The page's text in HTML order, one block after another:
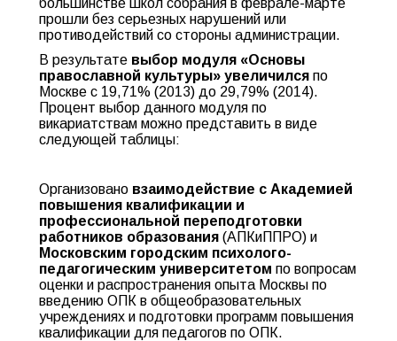
большинстве школ собрания в феврале-марте
прошли без серьезных нарушений или
противодействий со стороны администрации.
В результате выбор модуля «Основы
православной культуры» увеличился по
Москве с 19,71% (2013) до 29,79% (2014).
Процент выбор данного модуля по
викариатствам можно представить в виде
следующей таблицы:
Организовано взаимодействие с Академией
повышения квалификации и
профессиональной переподготовки
работников образования (АПКиППРО) и
Московским городским психолого-
педагогическим университетом по вопросам
оценки и распространения опыта Москвы по
введению ОПК в общеобразовательных
учреждениях и подготовки программ повышения
квалификации для педагогов по ОПК.